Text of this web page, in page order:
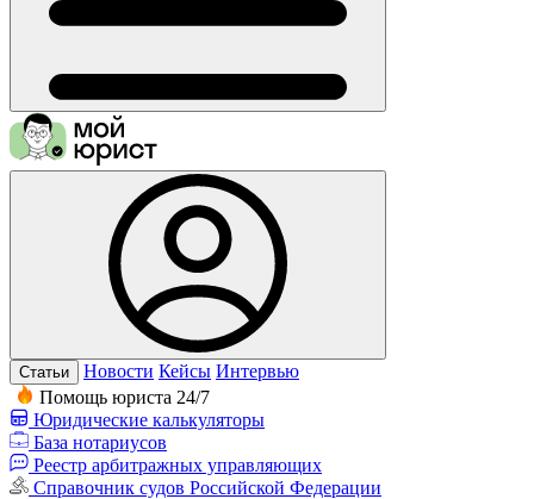
Статьи Новости Кейсы Интервью
Помощь юриста 24/7
Юридические калькуляторы
База нотариусов
Реестр арбитражных управляющих
Справочник судов Российской Федерации